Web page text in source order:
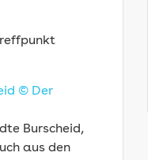
Burscheid,
aus den